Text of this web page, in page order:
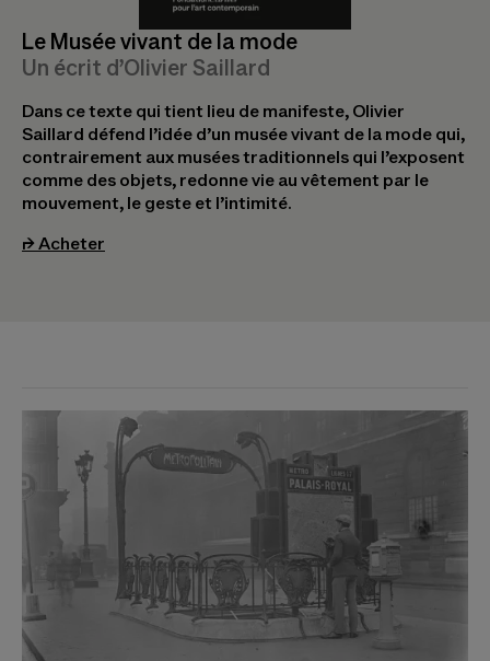
Le Musée vivant de la mode
Un écrit d’Olivier Saillard
Dans ce texte qui tient lieu de manifeste, Olivier
Saillard défend l’idée d’un musée vivant de la mode qui,
contrairement aux musées traditionnels qui l’exposent
comme des objets, redonne vie au vêtement par le
mouvement, le geste et l’intimité.
⮣ Acheter